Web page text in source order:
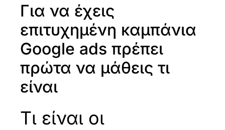
Για να έχεις
επιτυχημένη καμπάνια
Google ads πρέπει
πρώτα να μάθεις τι
είναι
Τι είναι οι